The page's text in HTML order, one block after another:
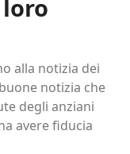
alla notizia dei
notizia che
degli anziani
avere fiducia